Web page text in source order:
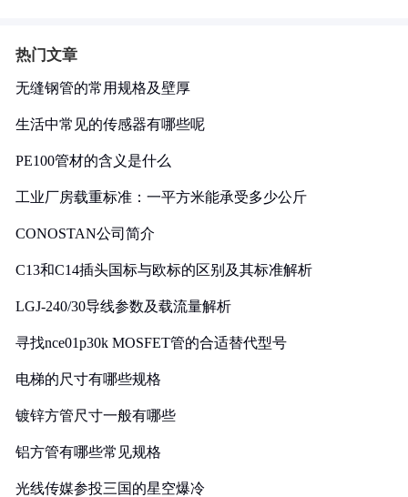
热门文章
无缝钢管的常用规格及壁厚
生活中常见的传感器有哪些呢
PE100管材的含义是什么
工业厂房载重标准：一平方米能承受多少公斤
CONOSTAN公司简介
C13和C14插头国标与欧标的区别及其标准解析
LGJ-240/30导线参数及载流量解析
寻找nce01p30k MOSFET管的合适替代型号
电梯的尺寸有哪些规格
镀锌方管尺寸一般有哪些
铝方管有哪些常见规格
光线传媒参投三国的星空爆冷